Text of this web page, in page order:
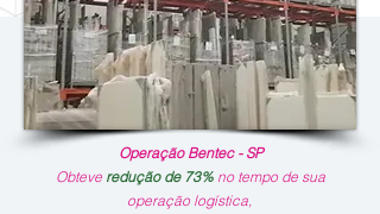
Operação Bentec - SP
Obteve redução de 73% no tempo de sua
operação logística,